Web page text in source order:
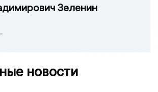
Зеленин
новости